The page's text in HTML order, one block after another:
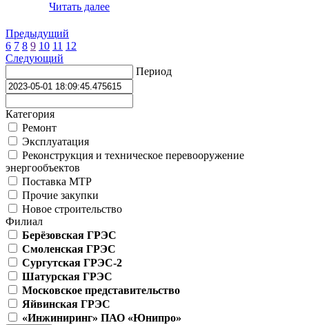
Читать далее
Предыдущий
6 7 8 9 10 11 12
Следующий
Период
Категория
Ремонт
Эксплуатация
Реконструкция и техническое перевооружение
энергообъектов
Поставка МТР
Прочие закупки
Новое строительство
Филиал
Берёзовская ГРЭС
Смоленская ГРЭС
Сургутская ГРЭС-2
Шатурская ГРЭС
Московское представительство
Яйвинская ГРЭС
«Инжиниринг» ПАО «Юнипро»